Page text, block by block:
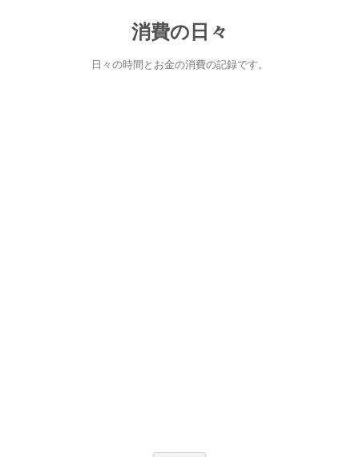
消費の日々
日々の時間とお金の消費の記録です。